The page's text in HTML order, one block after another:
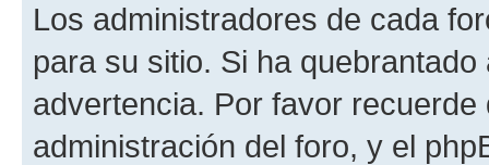
Los administradores de cada
para su sitio. Si ha
advertencia. Por favor
administración del foro, y el